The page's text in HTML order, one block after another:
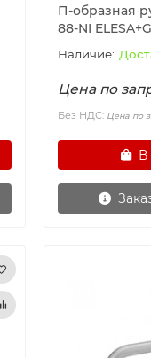
П-образная
88-NI
Цена по
Без НДС: Цена по
В